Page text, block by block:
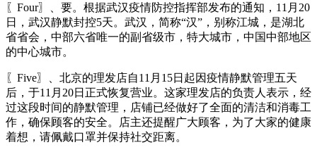
〖Four〗、要。根据武汉疫情防控指挥部发布的通知，11月20
日，武汉静默封控5天。武汉，简称“汉”，别称江城，是湖北
省省会，中部六省唯一的副省级市，特大城市，中国中部地区
的中心城市。
〖Five〗、北京的理发店自11月15日起因疫情静默管理五天
后，于11月20日正式恢复营业。这家理发店的负责人表示，经
过这段时间的静默管理，店铺已经做好了全面的清洁和消毒工
作，确保顾客的安全。店主还提醒广大顾客，为了大家的健康
着想，请佩戴口罩并保持社交距离。